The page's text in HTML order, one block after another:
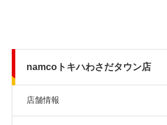
namcoトキハわさだタウン店
店舗情報